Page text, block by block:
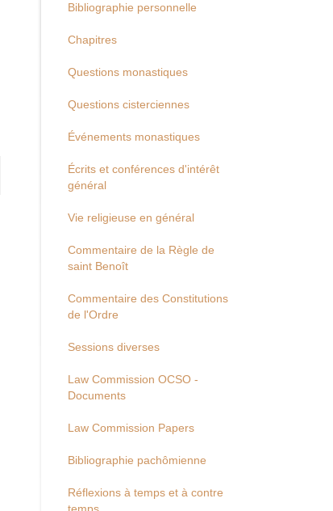
Bibliographie personnelle
Chapitres
Questions monastiques
Questions cisterciennes
Événements monastiques
Écrits et conférences d'intérêt
général
Vie religieuse en général
Commentaire de la Règle de
saint Benoît
Commentaire des Constitutions
de l'Ordre
Sessions diverses
Law Commission OCSO -
Documents
Law Commission Papers
Bibliographie pachômienne
Réflexions à temps et à contre